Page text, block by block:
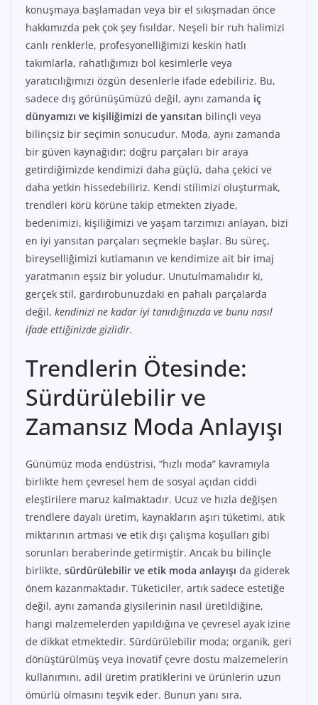
konuşmaya başlamadan veya bir el sıkışmadan önce
hakkımızda pek çok şey fısıldar. Neşeli bir ruh halimizi
canlı renklerle, profesyonelliğimizi keskin hatlı
takımlarla, rahatlığımızı bol kesimlerle veya
yaratıcılığımızı özgün desenlerle ifade edebiliriz. Bu,
sadece dış görünüşümüzü değil, aynı zamanda iç
dünyamızı ve kişiliğimizi de yansıtan bilinçli veya
bilinçsiz bir seçimin sonucudur. Moda, aynı zamanda
bir güven kaynağıdır; doğru parçaları bir araya
getirdiğimizde kendimizi daha güçlü, daha çekici ve
daha yetkin hissedebiliriz. Kendi stilimizi oluşturmak,
trendleri körü körüne takip etmekten ziyade,
bedenimizi, kişiliğimizi ve yaşam tarzımızı anlayan, bizi
en iyi yansıtan parçaları seçmekle başlar. Bu süreç,
bireyselliğimizi kutlamanın ve kendimize ait bir imaj
yaratmanın eşsiz bir yoludur. Unutulmamalıdır ki,
gerçek stil, gardırobunuzdaki en pahalı parçalarda
değil, kendinizi ne kadar iyi tanıdığınızda ve bunu nasıl
ifade ettiğinizde gizlidir.
Trendlerin Ötesinde:
Sürdürülebilir ve
Zamansız Moda Anlayışı
Günümüz moda endüstrisi, “hızlı moda” kavramıyla
birlikte hem çevresel hem de sosyal açıdan ciddi
eleştirilere maruz kalmaktadır. Ucuz ve hızla değişen
trendlere dayalı üretim, kaynakların aşırı tüketimi, atık
miktarının artması ve etik dışı çalışma koşulları gibi
sorunları beraberinde getirmiştir. Ancak bu bilinçle
birlikte, sürdürülebilir ve etik moda anlayışı da giderek
önem kazanmaktadır. Tüketiciler, artık sadece estetiğe
değil, aynı zamanda giysilerinin nasıl üretildiğine,
hangi malzemelerden yapıldığına ve çevresel ayak izine
de dikkat etmektedir. Sürdürülebilir moda; organik, geri
dönüştürülmüş veya inovatif çevre dostu malzemelerin
kullanımını, adil üretim pratiklerini ve ürünlerin uzun
ömürlü olmasını teşvik eder. Bunun yanı sıra,